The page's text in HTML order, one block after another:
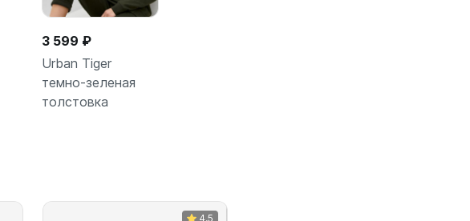
В корзину
3 599 ₽
Urban Tiger
темно-зеленая
толстовка
4,5